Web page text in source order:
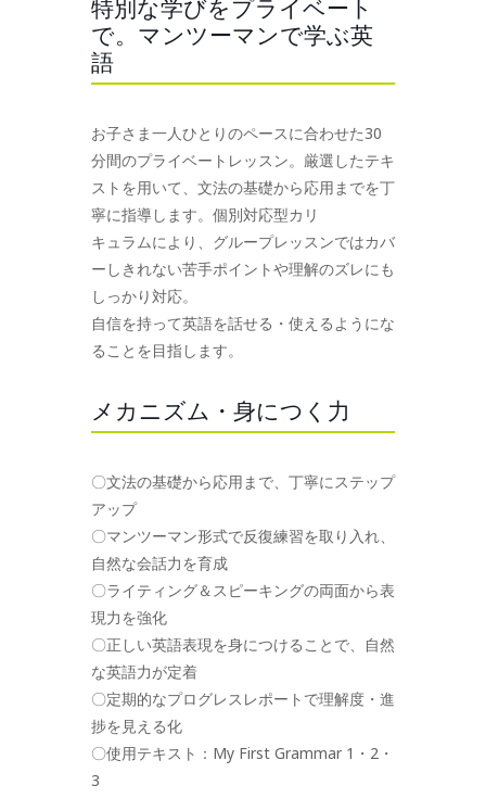
特別な学びをプライベート
で。マンツーマンで学ぶ英
語
お子さま一人ひとりのペースに合わせた30
分間のプライベートレッスン。厳選したテキ
ストを用いて、文法の基礎から応用までを丁
寧に指導します。個別対応型カリ
キュラムにより、グループレッスンではカバ
ーしきれない苦手ポイントや理解のズレにも
しっかり対応。
自信を持って英語を話せる・使えるようにな
ることを目指します。
メカニズム・身につく力
〇文法の基礎から応用まで、丁寧にステップ
アップ
〇マンツーマン形式で反復練習を取り入れ、
自然な会話力を育成
〇ライティング＆スピーキングの両面から表
現力を強化
〇正しい英語表現を身につけることで、自然
な英語力が定着
〇定期的なプログレスレポートで理解度・進
捗を見える化
〇使用テキスト：My First Grammar 1・2・
3